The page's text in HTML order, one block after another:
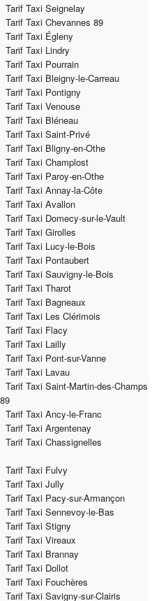
Tarif Taxi Seignelay
Tarif Taxi Chevannes 89
Tarif Taxi Égleny
Tarif Taxi Lindry
Tarif Taxi Pourrain
Tarif Taxi Bleigny-le-Carreau
Tarif Taxi Pontigny
Tarif Taxi Venouse
Tarif Taxi Bléneau
Tarif Taxi Saint-Privé
Tarif Taxi Bligny-en-Othe
Tarif Taxi Champlost
Tarif Taxi Paroy-en-Othe
Tarif Taxi Annay-la-Côte
Tarif Taxi Avallon
Tarif Taxi Domecy-sur-le-Vault
Tarif Taxi Girolles
Tarif Taxi Lucy-le-Bois
Tarif Taxi Pontaubert
Tarif Taxi Sauvigny-le-Bois
Tarif Taxi Tharot
Tarif Taxi Bagneaux
Tarif Taxi Les Clérimois
Tarif Taxi Flacy
Tarif Taxi Lailly
Tarif Taxi Pont-sur-Vanne
Tarif Taxi Lavau
Tarif Taxi Saint-Martin-des-Champs
89
Tarif Taxi Ancy-le-Franc
Tarif Taxi Argentenay
Tarif Taxi Chassignelles
Tarif Taxi Fulvy
Tarif Taxi Jully
Tarif Taxi Pacy-sur-Armançon
Tarif Taxi Sennevoy-le-Bas
Tarif Taxi Stigny
Tarif Taxi Vireaux
Tarif Taxi Brannay
Tarif Taxi Dollot
Tarif Taxi Fouchères
Tarif Taxi Savigny-sur-Clairis